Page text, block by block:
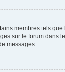
membres tels
sur le forum dans
messages.